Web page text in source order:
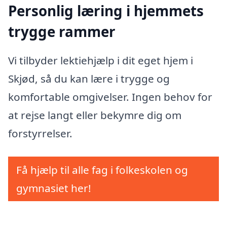
Personlig læring i hjemmets
trygge rammer
Vi tilbyder lektiehjælp i dit eget hjem i
Skjød, så du kan lære i trygge og
komfortable omgivelser. Ingen behov for
at rejse langt eller bekymre dig om
forstyrrelser.
Få hjælp til alle fag i folkeskolen og
gymnasiet her!